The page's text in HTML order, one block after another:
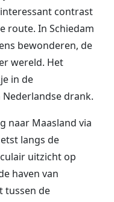
contrast
route. In Schiedam
bewonderen, de
wereld. Het
in de
drank.
naar Maasland via
langs de
uitzicht op
haven van
tussen de